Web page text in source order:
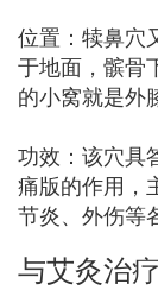
位置：犊鼻穴
于地面，髌骨
的小窝就是外
功效：该穴具
痛版的作用，
节炎、外伤等
与艾灸治